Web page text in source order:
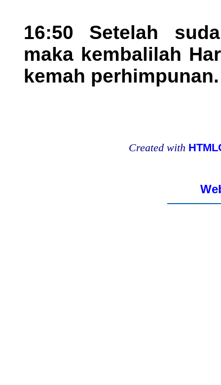
16:50 Setelah
maka kembalilah
kemah perhimpunan.
Created with